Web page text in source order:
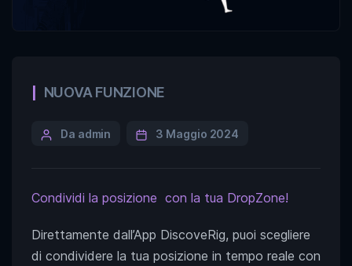
NUOVA FUNZIONE
Da admin 3 Maggio 2024
Condividi la posizione con la tua DropZone!
Direttamente dall’App DiscoveRig, puoi scegliere
di condividere la tua posizione in tempo reale con